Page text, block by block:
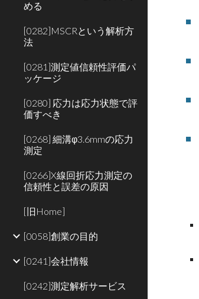
める
[0282]MSCRという解析方
法
[0281]測定値信頼性評価パ
ッケージ
[0280] 応力は応力状態で評
価すべき
[0268] 細溝φ3.6mmの応力
測定
[0266]X線回折応力測定の
信頼性と誤差の原因
[旧Home]
[0058]創業の目的
[0241]会社情報
[0242]測定解析サービス